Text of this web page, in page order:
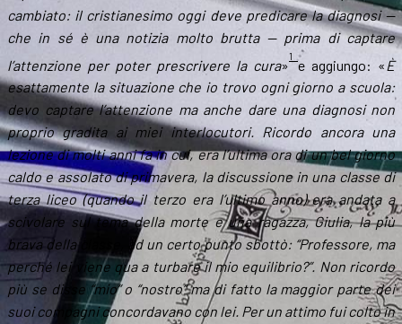
cambiato: il cristianesimo oggi deve predicare la diagnosi —
che in sé è una notizia molto brutta — prima di captare
l’attenzione per poter prescrivere la cura»
1
e aggiungo: « È
esattamente la situazione che io trovo ogni giorno a scuola:
devo captare l’attenzione ma anche dare una diagnosi non
proprio gradita ai miei interlocutori. Ricordo ancora una
lezione di molti anni fa in cui, era l’ultima ora di un bel giorno
caldo e assolato di primavera, la discussione in una classe di
terza liceo (quando il terzo era l’ultimo anno) era andata a
scivolare sul tema della morte e una ragazza, Giulia, la più
brava della classe, ad un certo punto sbottò: “Professore, ma
perché lei viene qua a turbare il mio equilibrio?”. Non ricordo
più se disse “mio” o “nostro” ma di fatto la maggior parte dei
suoi compagni concordavano con lei. Per un attimo fui colto in